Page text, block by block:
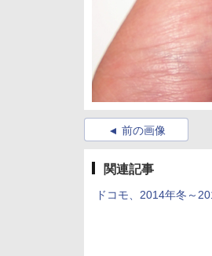
前の画像
関連記事
ドコモ、2014年冬～